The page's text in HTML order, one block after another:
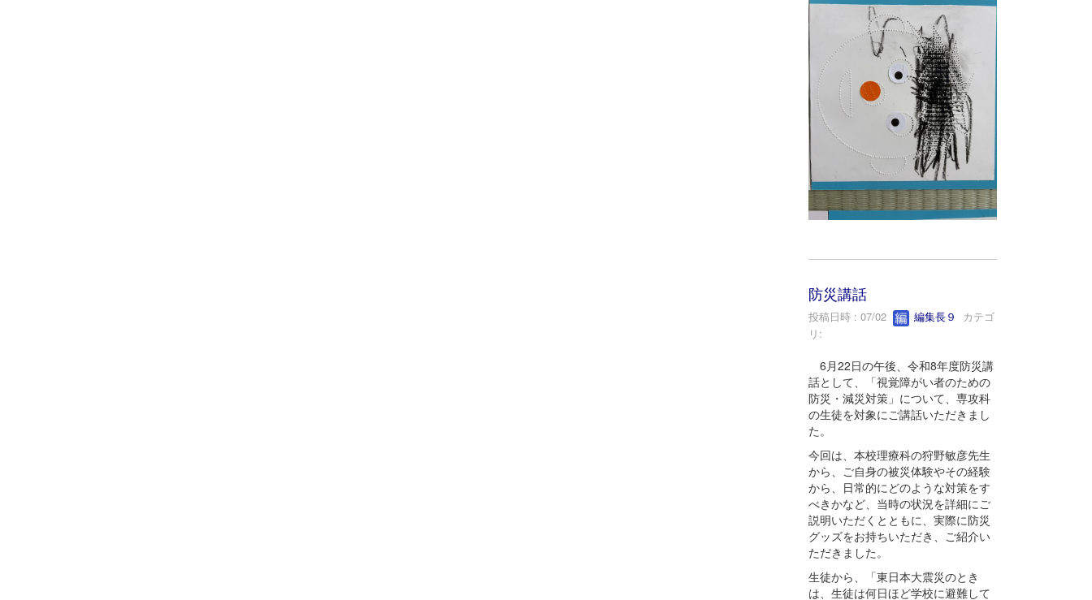
防災講話
投稿日時 : 07/02 編集長９
カテゴ
リ:
6月22日の午後、令和8年度防災講
話として、「視覚障がい者のための
防災・減災対策」について、専攻科
の生徒を対象にご講話いただきまし
た。
今回は、本校理療科の狩野敏彦先生
から、ご自身の被災体験やその経験
から、日常的にどのような対策をす
べきかなど、当時の状況を詳細にご
説明いただくとともに、実際に防災
グッズをお持ちいただき、ご紹介い
ただきました。
生徒から、「東日本大震災のとき
は、生徒は何日ほど学校に避難して